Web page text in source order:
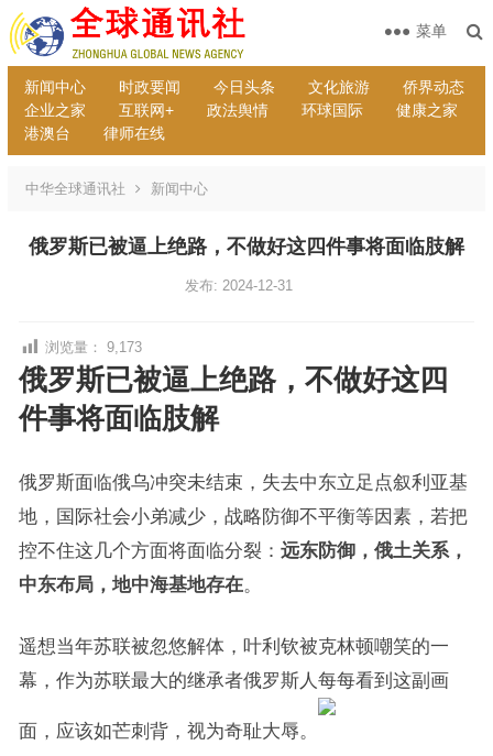
新闻中心 时政要闻 今日头条 文化旅游
侨界动态
企业之家
互联网+ 政法舆情 环球国际
健康之家
港澳台
律师在线
菜单
中华全球通讯社 新闻中心
俄罗斯已被逼上绝路，不做好这四件事将面临肢解
发布: 2024-12-31
浏览量： 9,173
俄罗斯已被逼上绝路，不做好这四
件事将面临肢解
俄罗斯面临俄乌冲突未结束，失去中东立足点叙利亚基
地，国际社会小弟减少，战略防御不平衡等因素，若把
控不住这几个方面将面临分裂： 远东防御，俄土关系，
中东布局，地中海基地存在。
遥想当年苏联被忽悠解体，叶利钦被克林顿嘲笑的一
幕，作为苏联最大的继承者俄罗斯人每每看到这副画
面，应该如芒刺背，视为奇耻大辱。